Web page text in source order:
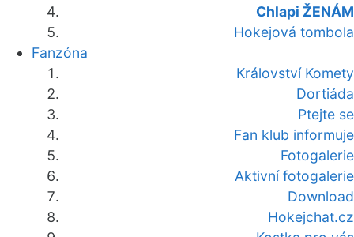
Chlapi ŽENÁM
Hokejová tombola
Fanzóna
Království Komety
Dortiáda
Ptejte se
Fan klub informuje
Fotogalerie
Aktivní fotogalerie
Download
Hokejchat.cz